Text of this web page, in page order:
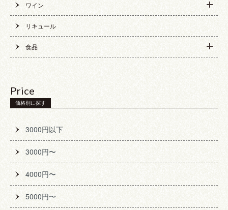
ワイン
リキュール
食品
Price
価格別に探す
3000円以下
3000円〜
4000円〜
5000円〜